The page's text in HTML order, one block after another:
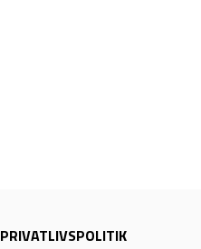
PRIVATLIVSPOLITIK